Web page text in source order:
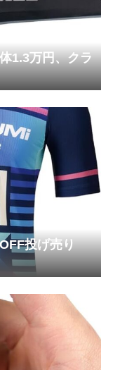
1.3万円、クラ
投げ売り